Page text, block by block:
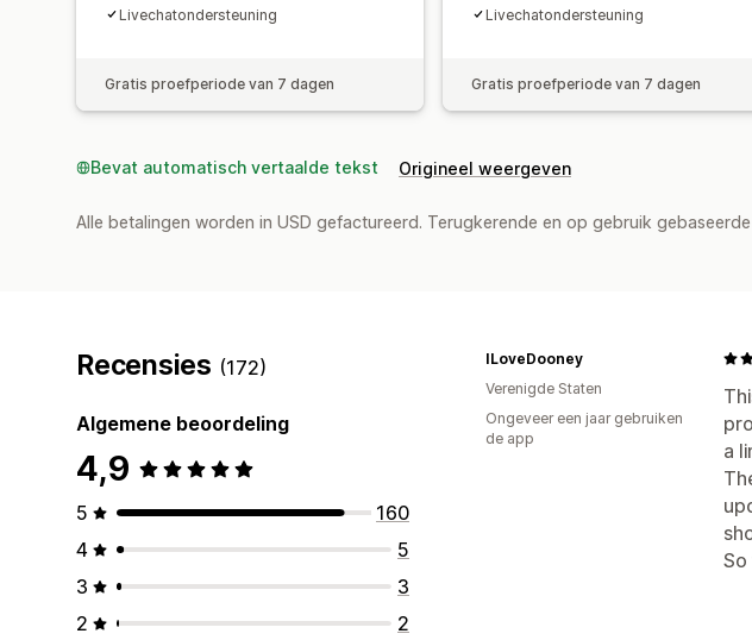
Livechatondersteuning
Gratis proefperiode van 7 dagen
Livechatondersteuning
Gratis proefperiode van 7 dagen
Bevat automatisch vertaalde tekst Origineel weergeven
Alle betalingen worden in USD gefactureerd. Terugkerende en op gebruik
Recensies (172)
Algemene beoordeling
4,9
5
160
4
5
3
3
2
2
a
So
ILoveDooney
Verenigde Staten
Ongeveer een jaar gebruiken
de app